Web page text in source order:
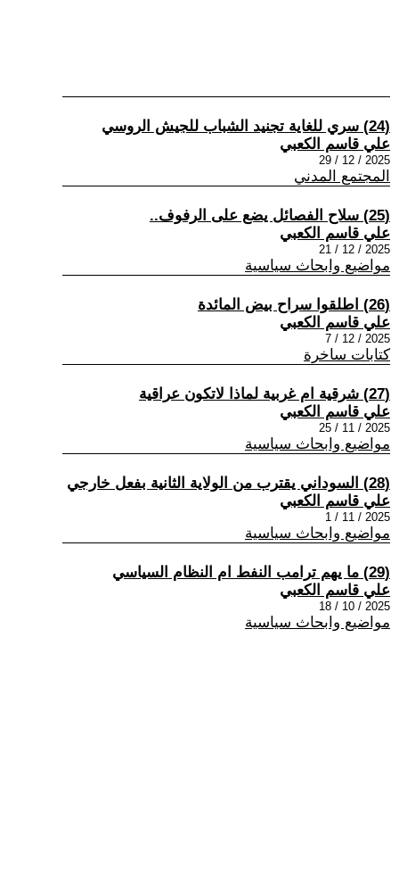
(24) سري للغاية تجنيد الشباب للجيش الروسي
علي قاسم الكعبي
2025 / 12 / 29
المجتمع المدني
(25) سلاح الفصائل يضع على الرفوف..
علي قاسم الكعبي
2025 / 12 / 21
مواضيع وابحاث سياسية
(26) اطلقوا سراح بيض المائدة
علي قاسم الكعبي
2025 / 12 / 7
كتابات ساخرة
(27) شرقية ام غربية لماذا لاتكون عراقية
علي قاسم الكعبي
2025 / 11 / 25
مواضيع وابحاث سياسية
(28) السوداني يقترب من الولاية الثانية بفعل خارجي
علي قاسم الكعبي
2025 / 11 / 1
مواضيع وابحاث سياسية
(29) ما يهم ترامب النفط ام النظام السياسي
علي قاسم الكعبي
2025 / 10 / 18
مواضيع وابحاث سياسية